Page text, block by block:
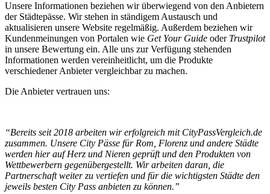
Unsere Informationen beziehen wir überwiegend von den Anbietern
der Städtepässe. Wir stehen in ständigem Austausch und
aktualisieren unsere Website regelmäßig. Außerdem beziehen wir
Kundenmeinungen von Portalen wie Get Your Guide oder Trustpilot
in unsere Bewertung ein. Alle uns zur Verfügung stehenden
Informationen werden vereinheitlicht, um die Produkte
verschiedener Anbieter vergleichbar zu machen.
Die Anbieter vertrauen uns:
“Bereits seit 2018 arbeiten wir erfolgreich mit CityPassVergleich.de
zusammen. Unsere City Pässe für Rom, Florenz und andere Städte
werden hier auf Herz und Nieren geprüft und den Produkten von
Wettbewerbern gegenübergestellt. Wir arbeiten daran, die
Partnerschaft weiter zu vertiefen und für die wichtigsten Städte den
jeweils besten City Pass anbieten zu können.”